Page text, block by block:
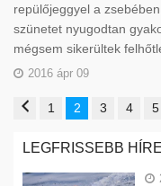
repülőjeggyel a
szünetet nyugodtan
mégsem sikerültek
2016 ápr 09
1 2 3 4 5
LEGFRISSEBB